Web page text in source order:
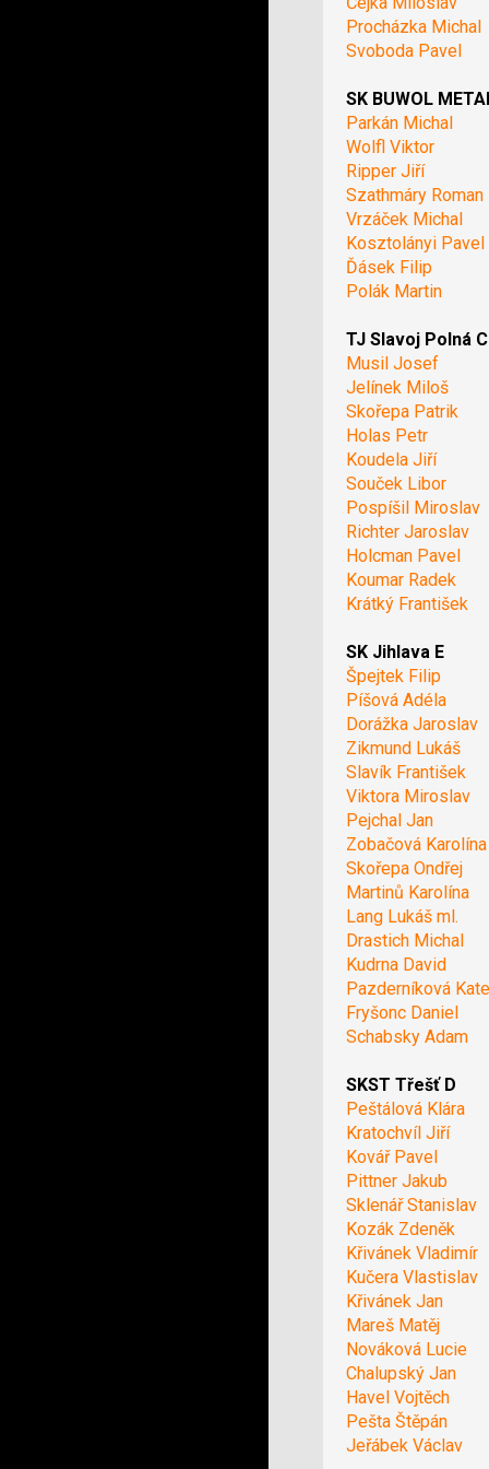
Procházka Michal
Svoboda Pavel
SK BUWOL
Parkán Michal
Wolfl Viktor
Ripper Jiří
Szathmáry Roman
Vrzáček Michal
Kosztolányi Pavel
Ďásek Filip
Polák Martin
TJ Slavoj Polná C
Musil Josef
Jelínek Miloš
Skořepa Patrik
Holas Petr
Koudela Jiří
Souček Libor
Pospíšil Miroslav
Richter Jaroslav
Holcman Pavel
Koumar Radek
Krátký František
SK Jihlava E
Špejtek Filip
Píšová Adéla
Dorážka Jaroslav
Zikmund Lukáš
Slavík František
Viktora Miroslav
Pejchal Jan
Zobačová Karolína
Skořepa Ondřej
Martinů Karolína
Lang Lukáš ml.
Drastich Michal
Kudrna David
Pazderníková
Fryšonc Daniel
Schabsky Adam
SKST Třešť D
Peštálová Klára
Kratochvíl Jiří
Kovář Pavel
Pittner Jakub
Sklenář Stanislav
Kozák Zdeněk
Křivánek Vladimír
Kučera Vlastislav
Křivánek Jan
Mareš Matěj
Nováková Lucie
Chalupský Jan
Havel Vojtěch
Pešta Štěpán
Jeřábek Václav